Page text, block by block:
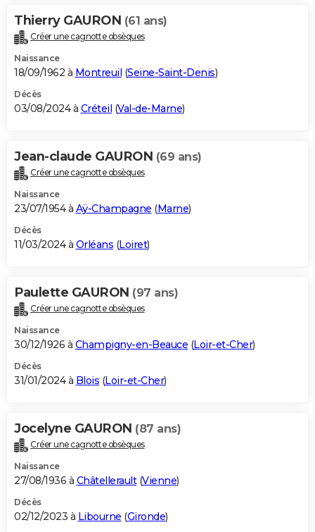
Thierry GAURON (61 ans)
Créer une cagnotte obsèques
Naissance
18/09/1962 à Montreuil (Seine-Saint-Denis)
Décès
03/08/2024 à Créteil (Val-de-Marne)
Jean-claude GAURON (69 ans)
Créer une cagnotte obsèques
Naissance
23/07/1954 à Aÿ-Champagne (Marne)
Décès
11/03/2024 à Orléans (Loiret)
Paulette GAURON (97 ans)
Créer une cagnotte obsèques
Naissance
30/12/1926 à Champigny-en-Beauce (Loir-et-Cher)
Décès
31/01/2024 à Blois (Loir-et-Cher)
Jocelyne GAURON (87 ans)
Créer une cagnotte obsèques
Naissance
27/08/1936 à Châtellerault(Vienne)
Décès
02/12/2023 à Libourne (Gironde)